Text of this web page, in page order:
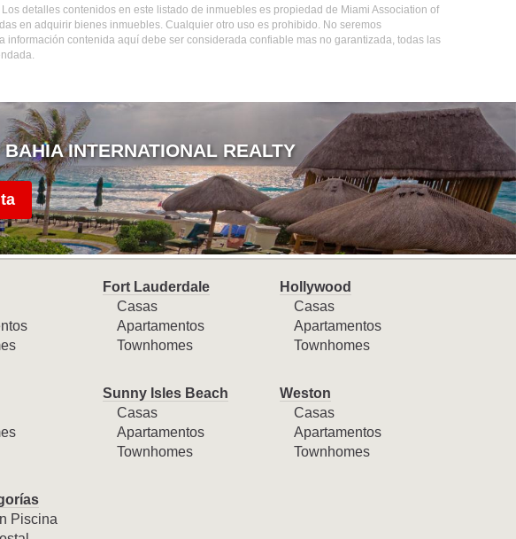
detalles contenidos en este listado de inmuebles es propiedad de Miami Association of
en adquirir bienes inmuebles. Cualquier otro uso es prohibido. No seremos
contenida aquí debe ser considerada confiable mas no garantizada, todas las
INTERNATIONAL REALTY
Fort Lauderdale
Casas
Apartamentos
Townhomes
Hollywood
Casas
Apartamentos
Townhomes
Sunny Isles Beach
Casas
Apartamentos
Townhomes
Weston
Casas
Apartamentos
Townhomes
Piscina